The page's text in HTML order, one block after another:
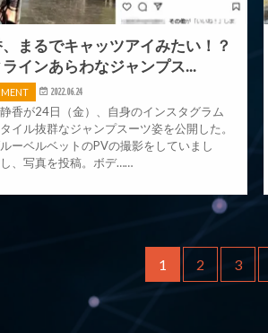
まるでキャッツアイみたい！？
インあらわなジャンプス...
2022.06.24
香が24日（金）、自身のインスタグラム
イル抜群なジャンプスーツ姿を公開した。
ーベルベットのPVの撮影をしていまし
、写真を投稿。ボデ……
1 2 3